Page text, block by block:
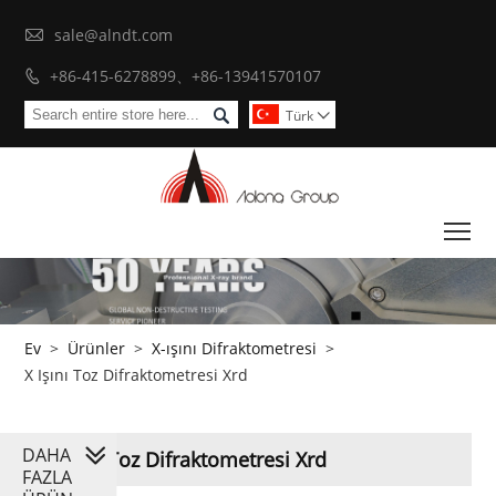
 sale@alndt.com
 +86-415-6278899、+86-13941570107
 Türk 
Ev > Ürünler > X-ışını Difraktometresi >
X Işını Toz Difraktometresi Xrd
X Işını Toz Difraktometresi Xrd
DAHA
FAZLA